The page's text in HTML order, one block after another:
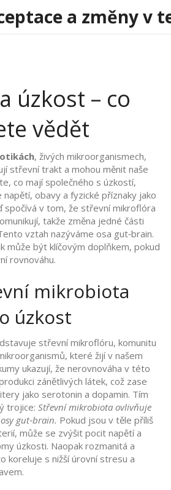
a změny v
úzkost – co
vědět
, živých mikroorganismech,
střevní trakt a mohou měnit naše
co mají společného s úzkostí,
obavy a fyzické příznaky jako
spočívá v tom, že střevní mikroflóra
takže změna jedné části
vztah nazýváme osa gut‑brain.
může být klíčovým doplňkem, pokud
rovnováhu.
mikrobiota
úzkost
střevní mikroflóru, komunitu
které žijí v našem
ukazují, že nerovnováha v této
zánětlivých látek, což zase
jako serotonin a dopamin. Tím
trojice: Střevní mikrobiota ovlivňuje
gut‑brain. Pokud jsou v těle příliš
může se zvýšit pocit napětí a
úzkosti. Naopak rozmanitá a
koreluje s nižší úrovní stresu a